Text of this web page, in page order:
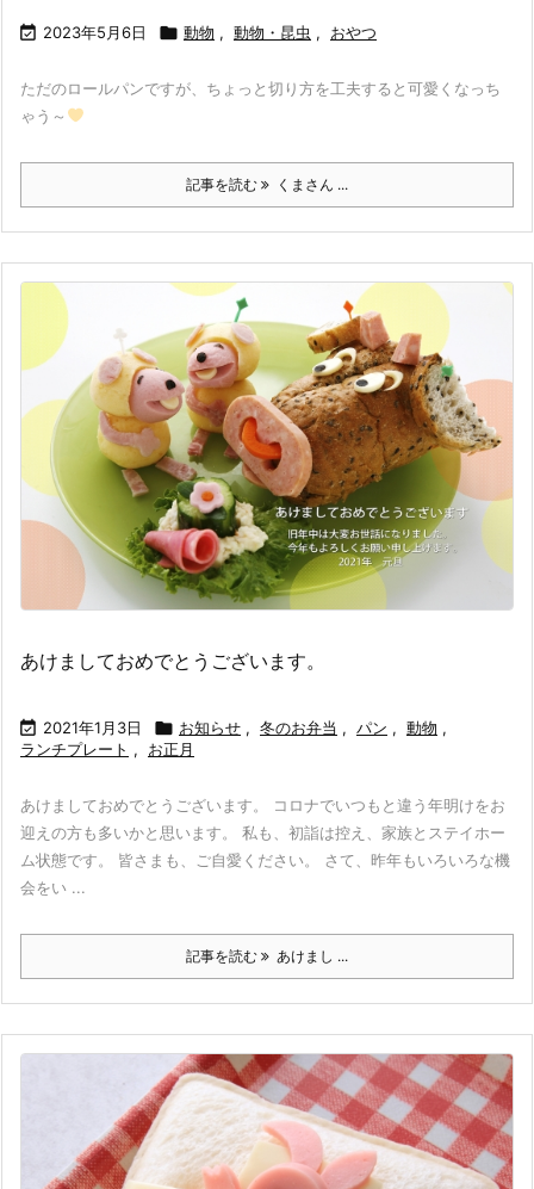
 2023年5月6日  動物 , 動物・昆虫 , おやつ
ただのロールパンですが、ちょっと切り方を工夫すると可愛くなっち
ゃう～
記事を読む くまさん ...
あけましておめでとうございます。
 2021年1月3日  お知らせ , 冬のお弁当 , パン , 動物 ,
ランチプレート , お正月
あけましておめでとうございます。 コロナでいつもと違う年明けをお
迎えの方も多いかと思います。 私も、初詣は控え、家族とステイホー
ム状態です。 皆さまも、ご自愛ください。 さて、昨年もいろいろな機
会をい ...
記事を読む あけまし ...